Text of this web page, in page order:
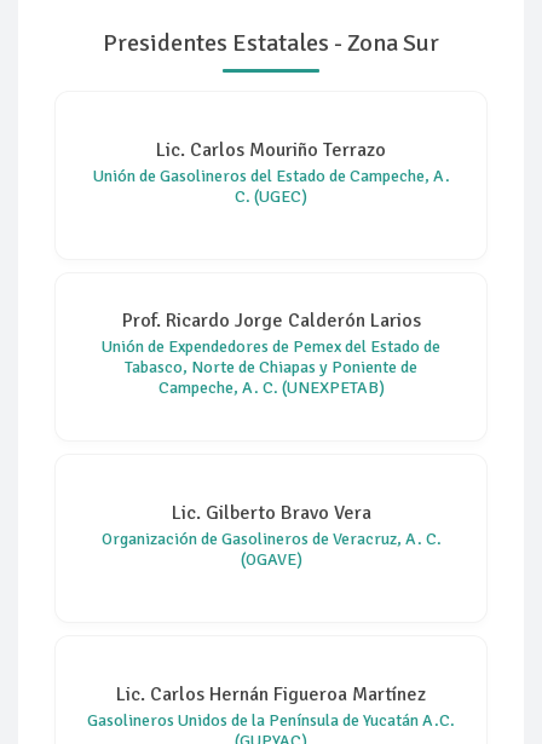
Presidentes Estatales - Zona Sur
Lic. Carlos Mouriño Terrazo
Unión de Gasolineros del Estado de Campeche, A.
C. (UGEC)
Prof. Ricardo Jorge Calderón Larios
Unión de Expendedores de Pemex del Estado de
Tabasco, Norte de Chiapas y Poniente de
Campeche, A. C. (UNEXPETAB)
Lic. Gilberto Bravo Vera
Organización de Gasolineros de Veracruz, A. C.
(OGAVE)
Lic. Carlos Hernán Figueroa Martínez
Gasolineros Unidos de la Península de Yucatán A.C.